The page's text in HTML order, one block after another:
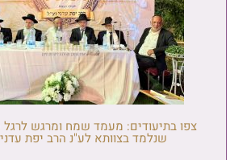
צפו בתיעודים: מעמד שמח ומרגש
שנלמד בצוותא לע"נ הרב יפת